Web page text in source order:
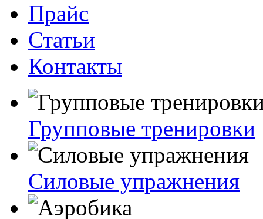
Прайс
Статьи
Контакты
Групповые тренировки
Силовые упражнения